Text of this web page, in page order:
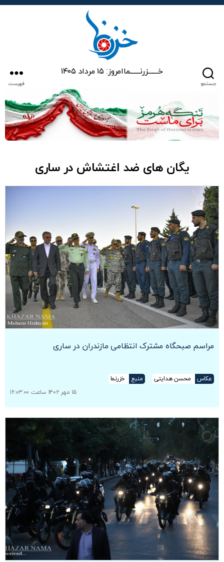
جستجو
خـــــــزرنـــــــماامروز: ۱۵ مرداد ۱۴۰۵
فهرست
یگان های ضد اغتشاش در ساری
مراسم صبحگاه مشترک انتظامی مازندران در ساری
عکاس محسن هدایتی منبع
خزرنما
۱۵ مهر ۱۴۰۲ ساعت ۱۶:۰۳:۰۰